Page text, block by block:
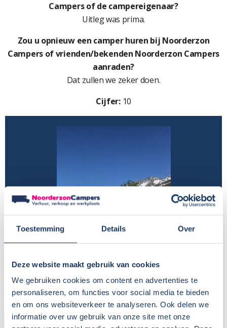
Toestemming Details Over
Deze website maakt gebruik van cookies
We gebruiken cookies om content en advertenties te
personaliseren, om functies voor social media te bieden
en om ons websiteverkeer te analyseren. Ook delen we
informatie over uw gebruik van onze site met onze
Campers of de campereigenaar?
Uitleg was prima.
Zou u opnieuw een camper huren bij Noorderzon
Campers of vrienden/bekenden Noorderzon Campers
aanraden?
Dat zullen we zeker doen.
Cijfer:10
HUURDER